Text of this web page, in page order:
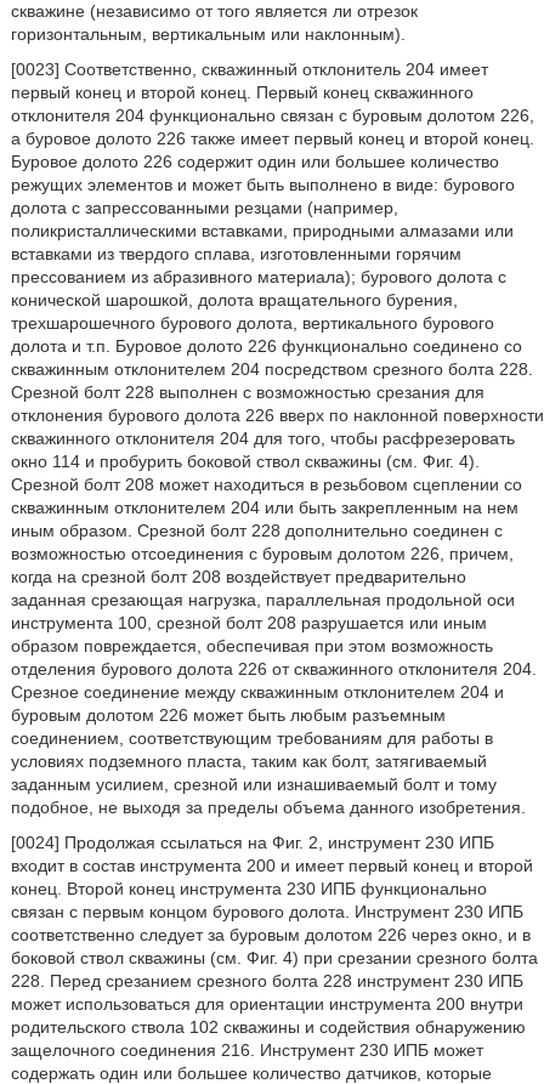
скважине (независимо от того является ли отрезок
горизонтальным, вертикальным или наклонным).
[0023] Соответственно, скважинный отклонитель 204 имеет
первый конец и второй конец. Первый конец скважинного
отклонителя 204 функционально связан с буровым долотом 226,
а буровое долото 226 также имеет первый конец и второй конец.
Буровое долото 226 содержит один или большее количество
режущих элементов и может быть выполнено в виде: бурового
долота с запрессованными резцами (например,
поликристаллическими вставками, природными алмазами или
вставками из твердого сплава, изготовленными горячим
прессованием из абразивного материала); бурового долота с
конической шарошкой, долота вращательного бурения,
трехшарошечного бурового долота, вертикального бурового
долота и т.п. Буровое долото 226 функционально соединено со
скважинным отклонителем 204 посредством срезного болта 228.
Срезной болт 228 выполнен с возможностью срезания для
отклонения бурового долота 226 вверх по наклонной поверхности
скважинного отклонителя 204 для того, чтобы расфрезеровать
окно 114 и пробурить боковой ствол скважины (см. Фиг. 4).
Срезной болт 208 может находиться в резьбовом сцеплении со
скважинным отклонителем 204 или быть закрепленным на нем
иным образом. Срезной болт 228 дополнительно соединен с
возможностью отсоединения с буровым долотом 226, причем,
когда на срезной болт 208 воздействует предварительно
заданная срезающая нагрузка, параллельная продольной оси
инструмента 100, срезной болт 208 разрушается или иным
образом повреждается, обеспечивая при этом возможность
отделения бурового долота 226 от скважинного отклонителя 204.
Срезное соединение между скважинным отклонителем 204 и
буровым долотом 226 может быть любым разъемным
соединением, соответствующим требованиям для работы в
условиях подземного пласта, таким как болт, затягиваемый
заданным усилием, срезной или изнашиваемый болт и тому
подобное, не выходя за пределы объема данного изобретения.
[0024] Продолжая ссылаться на Фиг. 2, инструмент 230 ИПБ
входит в состав инструмента 200 и имеет первый конец и второй
конец. Второй конец инструмента 230 ИПБ функционально
связан с первым концом бурового долота. Инструмент 230 ИПБ
соответственно следует за буровым долотом 226 через окно, и в
боковой ствол скважины (см. Фиг. 4) при срезании срезного болта
228. Перед срезанием срезного болта 228 инструмент 230 ИПБ
может использоваться для ориентации инструмента 200 внутри
родительского ствола 102 скважины и содействия обнаружению
защелочного соединения 216. Инструмент 230 ИПБ может
содержать один или большее количество датчиков, которые